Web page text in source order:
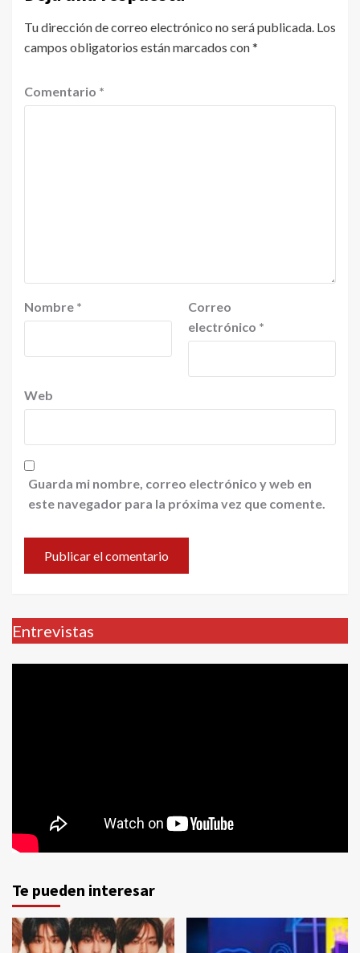
Tu dirección de correo electrónico no será publicada. Los
campos obligatorios están marcados con*
Comentario *
Nombre *
Correo
electrónico *
Web
Guarda mi nombre, correo electrónico y web en
este navegador para la próxima vez que comente.
Entrevistas
Te pueden interesar